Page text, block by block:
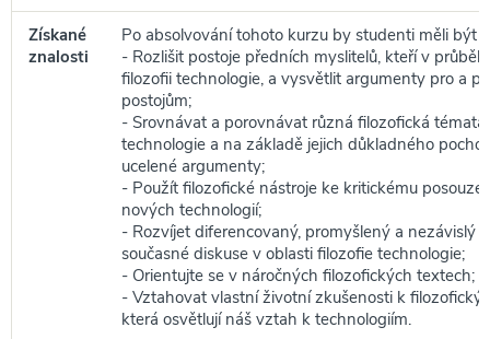
Získané
znalosti
Po absolvování tohoto kurzu by studenti měli být
- Rozlišit postoje předních myslitelů, kteří v
filozofii technologie, a vysvětlit argumenty pro a
postojům;
- Srovnávat a porovnávat různá filozofická
technologie a na základě jejich důkladného
ucelené argumenty;
- Použít filozofické nástroje ke kritickému
nových technologií;
- Rozvíjet diferencovaný, promyšlený a nezávislý
současné diskuse v oblasti filozofie technologie;
- Orientujte se v náročných filozofických textech;
- Vztahovat vlastní životní zkušenosti k
která osvětlují náš vztah k technologiím.